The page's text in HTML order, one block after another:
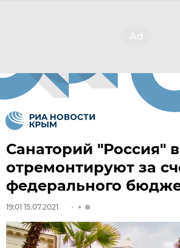
Санаторий "Россия"
отремонтируют за
федерального
19:01 15.07.2021